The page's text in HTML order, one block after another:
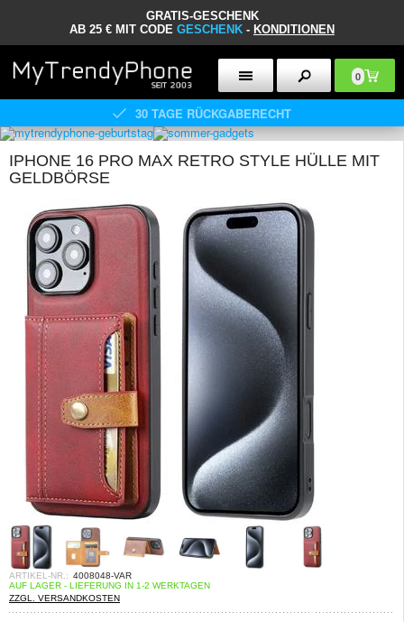
GRATIS-GESCHENK
AB 25 € MIT CODE GESCHENK - KONDITIONEN
0
30 TAGE RÜCKGABERECHT
IPHONE 16 PRO MAX RETRO STYLE HÜLLE MIT
GELDBÖRSE
ARTIKEL-NR.: 4008048-VAR
AUF LAGER - LIEFERUNG IN 1-2 WERKTAGEN
ZZGL. VERSANDKOSTEN